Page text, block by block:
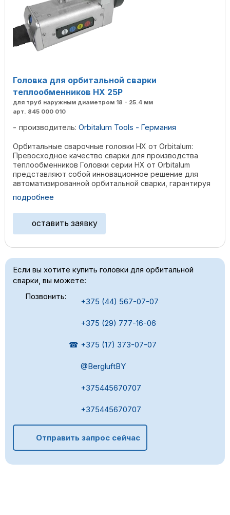
Головка для орбитальной сварки
теплообменников HX 25P
для труб наружным диаметром 18 - 25.4 мм
арт. 845 000 010
производитель: Orbitalum Tools - Германия
Орбитальные сварочные головки HX от Orbitalum:
Превосходное качество сварки для производства
теплообменников Головки серии HX от Orbitalum
представляют собой инновационное решение для
автоматизированной орбитальной сварки, гарантируя
высокую ...
подробнее
оставить заявку
Если вы хотите купить головки для орбитальной
сварки, вы можете:
Позвонить:
+375 (44) 567-07-07
+375 (29) 777-16-06
☎ +375 (17) 373-07-07
@BergluftBY
+375445670707
+375445670707
Отправить запрос сейчас